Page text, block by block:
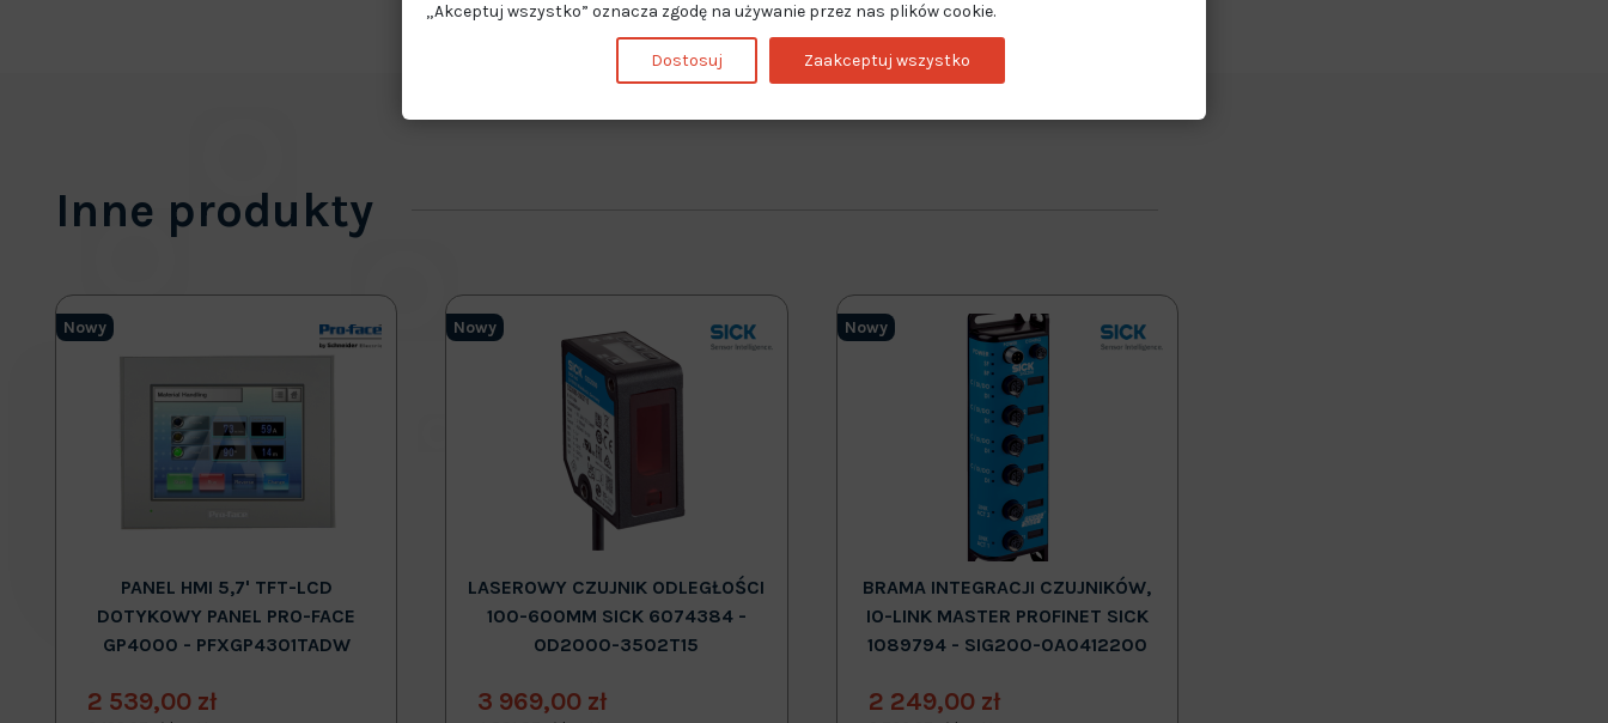
Inne produkty
Nowy
PANEL HMI 5,7' TFT-LCD
DOTYKOWY PANEL PRO-FACE
GP4000 - PFXGP4301TADW
2 539,00 zł
Nowy
LASEROWY CZUJNIK ODLEGŁOŚCI
100-600MM SICK 6074384 -
OD2000-3502T15
3 969,00 zł
Nowy
BRAMA INTEGRACJI CZUJNIKÓW,
IO-LINK MASTER PROFINET SICK
1089794 - SIG200-0A0412200
2 249,00 zł
„Akceptuj wszystko” oznacza zgodę na używanie przez nas plików cookie.
Dostosuj Zaakceptuj wszystko